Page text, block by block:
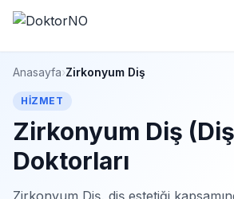
Anasayfa›Zirkonyum Diş
HIZMET
Zirkonyum Diş
Doktorları
Zirkonyum Diş, diş estetiği